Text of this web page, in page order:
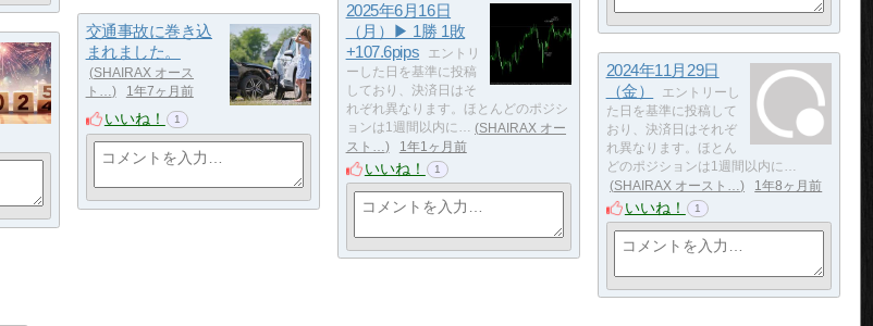
2025年6月16日
（月）▶ 1勝 1敗
+107.6pips
エントリ
ーした日を基準に投稿
しており、決済日はそ
れぞれ異なります。ほとんどのポジシ
ョンは1週間以内に…
SHAIRAX オー
スト…
1年1ヶ月前
いいね！ 1
交通事故に巻き込
まれました。
SHAIRAX オース
ト…
1年7ヶ月前
いいね！ 1
2024年11月29日
（金）
エントリーし
た日を基準に投稿して
おり、決済日はそれぞ
れ異なります。ほとん
どのポジションは1週間以内に…
SHAIRAX オースト…
1年8ヶ月前
いいね！ 1